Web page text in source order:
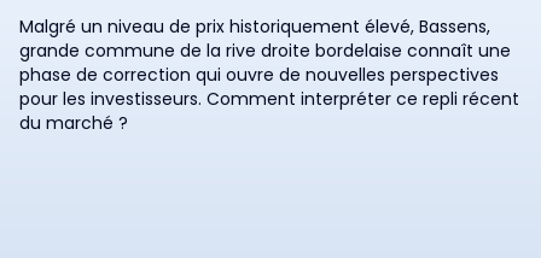
Malgré un niveau de prix historiquement élevé, Bassens,
grande commune de la rive droite bordelaise connaît une
phase de correction qui ouvre de nouvelles perspectives
pour les investisseurs. Comment interpréter ce repli récent
du marché ?